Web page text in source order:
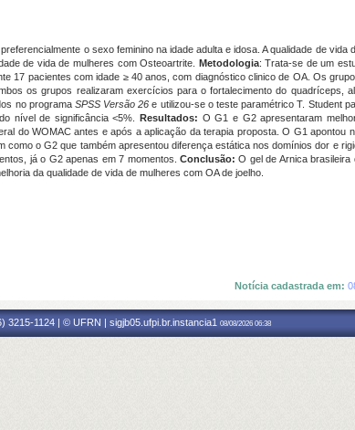
o sexo feminino na idade adulta e idosa. A qualidade de vida
de vida de mulheres com Osteoartrite. Metodologia: Trata-se de um
17 pacientes com idade ≥ 40 anos, com diagnóstico clinico de OA. Os
os grupos realizaram exercícios para o fortalecimento do quadríceps,
no programa SPSS Versão 26 e utilizou-se o teste paramétrico T. Student
nível de significância <5%.Resultados: O G1 e G2 apresentaram
do WOMAC antes e após a aplicação da terapia proposta. O G1 apontou
o G2 que também apresentou diferença estática nos domínios dor e
já o G2 apenas em 7 momentos. Conclusão:O gel de Arnica brasileira
da qualidade de vida de mulheres com OA de joelho.
Notícia cadastrada em:
3215-1124 | © UFRN | sigjb05.ufpi.br.instancia1 08/08/2026 06:38